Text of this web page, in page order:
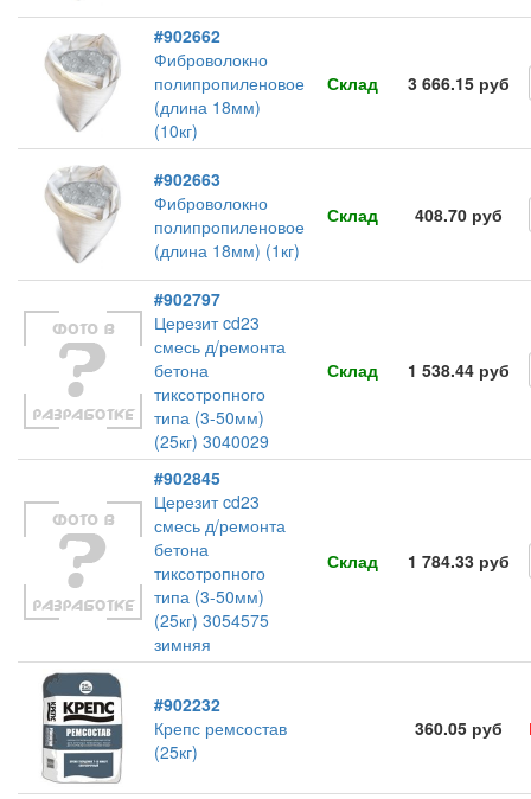
#902662
Фиброволокно
полипропиленовое
(длина 18мм)
(10кг)
Склад 3 666.15 руб
#902663
Фиброволокно
полипропиленовое
(длина 18мм) (1кг)
Склад 408.70 руб
#902797
Церезит cd23
смесь д/ремонта
бетона
тиксотропного
типа (3-50мм)
(25кг) 3040029
Склад 1 538.44 руб
#902845
Церезит cd23
смесь д/ремонта
бетона
тиксотропного
типа (3-50мм)
(25кг) 3054575
зимняя
Склад 1 784.33 руб
#902232
Крепс ремсостав
(25кг)
360.05 руб